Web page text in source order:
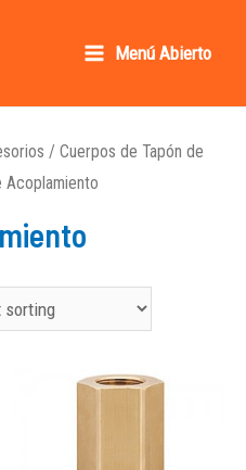
Menú Abierto
/ Cuerpos de Tapón de
Acoplamiento